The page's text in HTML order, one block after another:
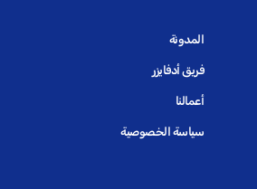
المدونة
فريق أدفايزر
أعمالنا
سياسة الخصوصية